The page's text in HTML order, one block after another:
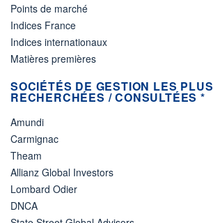
Points de marché
Indices France
Indices internationaux
Matières premières
SOCIÉTÉS DE GESTION LES PLUS
RECHERCHÉES / CONSULTÉES *
Amundi
Carmignac
Theam
Allianz Global Investors
Lombard Odier
DNCA